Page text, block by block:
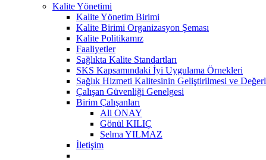
Kalite Yönetimi
Kalite Yönetim Birimi
Kalite Birimi Organizasyon Şeması
Kalite Politikamız
Faaliyetler
Sağlıkta Kalite Standartları
SKS Kapsamındaki İyi Uygulama Örnekleri
Sağlık Hizmeti Kalitesinin Geliştirilmesi ve
Çalışan Güvenliği Genelgesi
Birim Çalışanları
Ali ONAY
Gönül KILIÇ
Selma YILMAZ
İletişim